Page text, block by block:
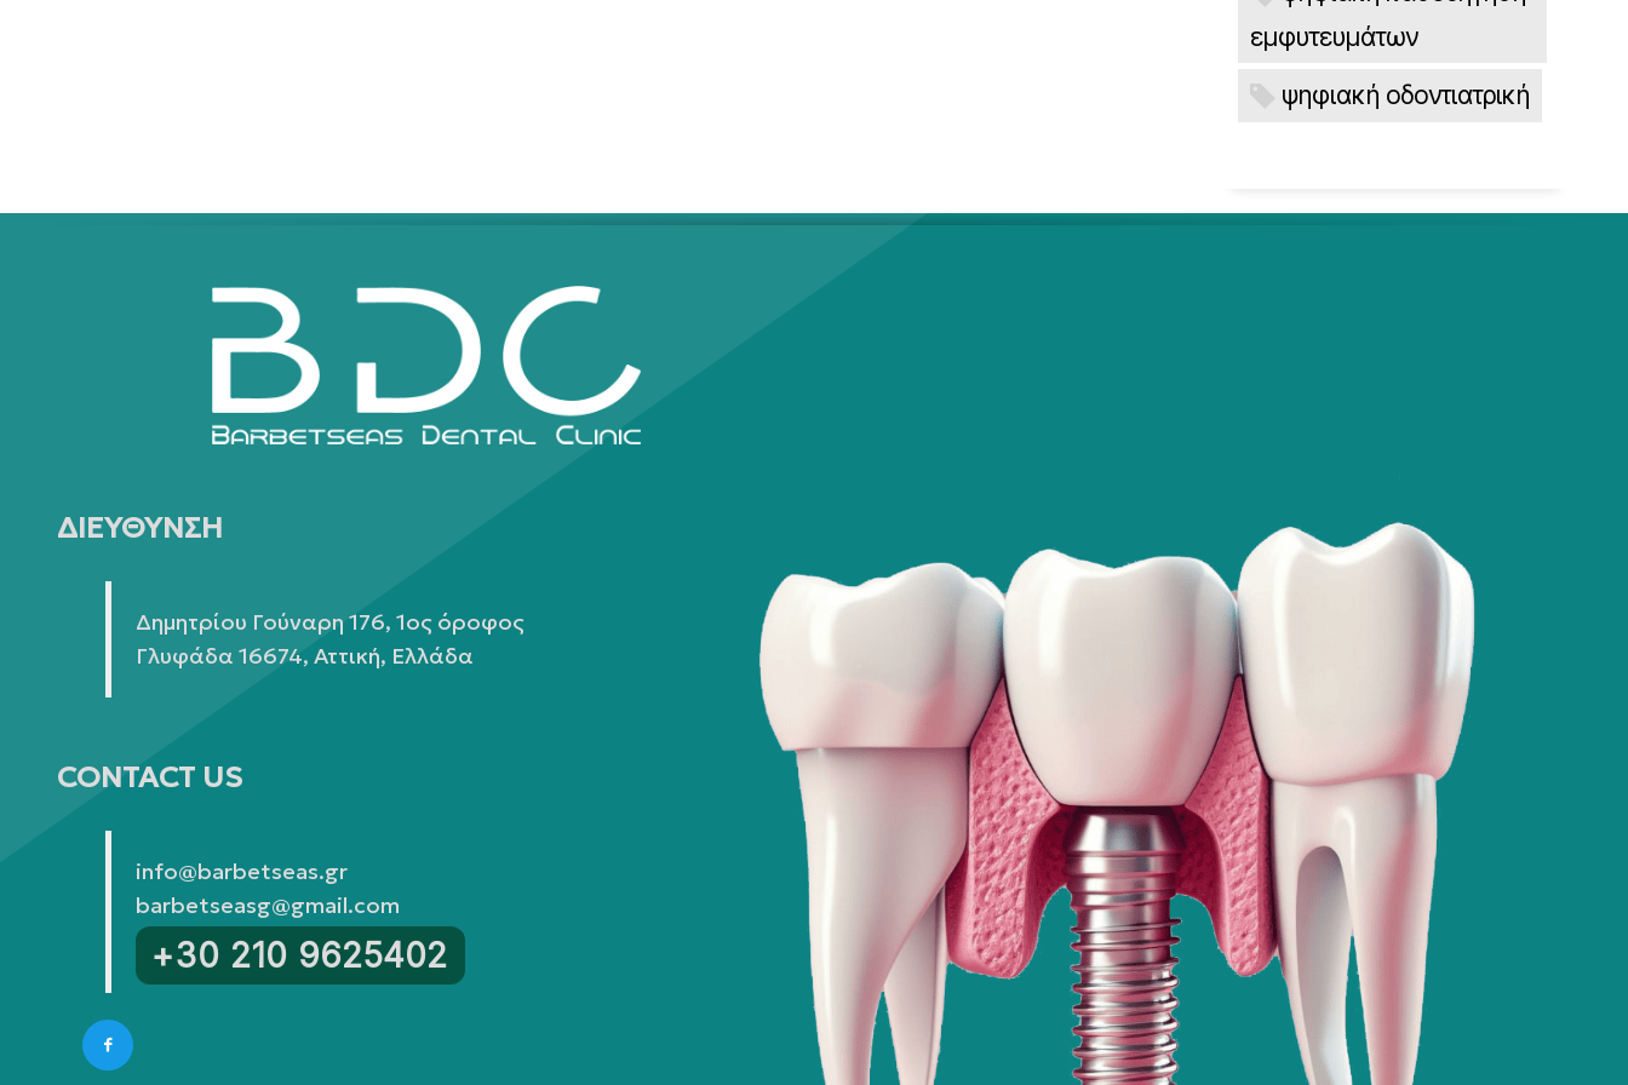
εμφυτευμάτων
ψηφιακή οδοντιατρική
ΔΙΕΥΘΥΝΣΗ
Δημητρίου Γούναρη 176, 1ος όροφος
Γλυφάδα 16674, Αττική, Ελλάδα
CONTACT US
info@barbetseas.gr
barbetseasg@gmail.com
+30 210 9625402